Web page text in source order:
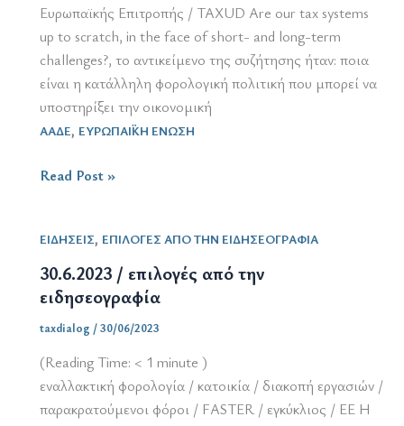
Ευρωπαϊκής Επιτροπής / TAXUD Are our tax systems
up to scratch, in the face of short- and long-term
challenges?, το αντικείμενο της συζήτησης ήταν: ποια
είναι η κατάλληλη φορολογική πολιτική που μπορεί να
υποστηρίξει την οικονομική
ΑΑΔΕ, ΕΥΡΩΠΑΪΚΗ ΕΝΩΣΗ
31.7.2023
από
την
ειδησεογραφία
Read Post »
ΕΙΔΗΣΕΙΣ, ΕΠΙΛΟΓΕΣ ΑΠΟ ΤΗΝ ΕΙΔΗΣΕΟΓΡΑΦΙΑ
30.6.2023 / επιλογές από την
ειδησεογραφία
taxdialog /30/06/2023
(Reading Time: < 1 minute )
εναλλακτική φορολογία / κατοικία / διακοπή εργασιών /
παρακρατούμενοι φόροι / FASTER / εγκύκλιος / ΕΕ Η